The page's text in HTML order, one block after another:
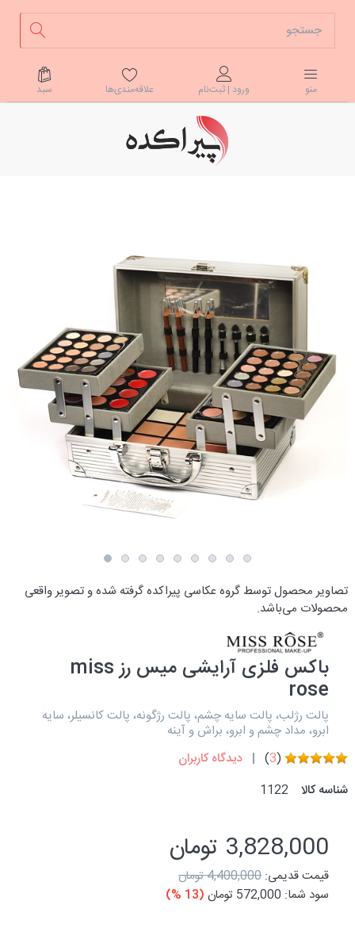
منو ورود | ثبت‌نام علاقه‌مندی‌ها سبد
تصاویر محصول توسط گروه عکاسی پیراکده گرفته شده و تصویر واقعی
محصولات می‌باشد.
باکس فلزی آرایشی میس رز miss
rose
پالت رژلب، پالت سایه چشم، پالت رژگونه، پالت کانسیلر، سایه
ابرو، مداد چشم و ابرو، براش و آینه
(
3
)
دیدگاه کاربران
شناسه کالا
1122
3,828,000 تومان
قیمت قدیمی: 4,400,000 تومان
سود شما: 572,000 تومان (13 %)